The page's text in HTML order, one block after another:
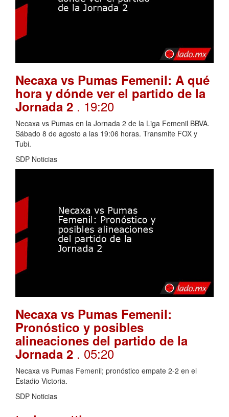
Necaxa vs Pumas Femenil: A qué
hora y dónde ver el partido de la
Jornada 2 . 19:20
Necaxa vs Pumas en la Jornada 2 de la Liga Femenil BBVA.
Sábado 8 de agosto a las 19:06 horas. Transmite FOX y
Tubi.
SDP Noticias
Necaxa vs Pumas Femenil:
Pronóstico y posibles
alineaciones del partido de la
Jornada 2 . 05:20
Necaxa vs Pumas Femenil; pronóstico empate 2-2 en el
Estadio Victoria.
SDP Noticias